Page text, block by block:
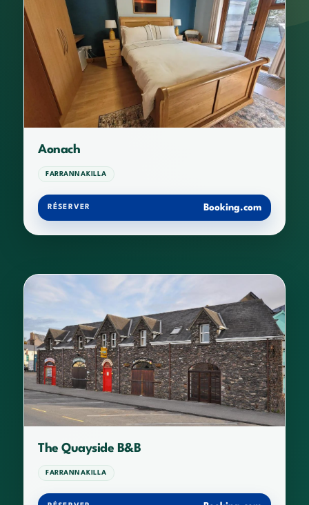
Aonach
FARRANNAKILLA
RÉSERVER Booking.com
The Quayside B&B
FARRANNAKILLA